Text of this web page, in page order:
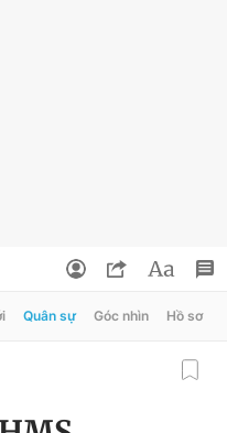
Quân sự Góc nhìn Hồ sơ